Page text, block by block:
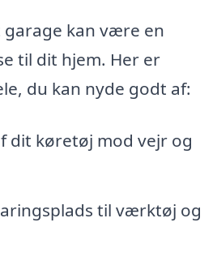
kan være en
til dit hjem. Her er
du kan nyde godt af:
dit køretøj mod vejr og
til værktøj og